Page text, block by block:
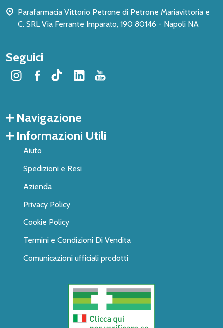
Parafarmacia Vittorio Petrone di Petrone Mariavittoria e
C. SRL Via Ferrante Imparato, 190 80146 - Napoli NA
Seguici
Navigazione
Informazioni Utili
Aiuto
Spedizioni e Resi
Azienda
Privacy Policy
Cookie Policy
Termini e Condizioni Di Vendita
Comunicazioni ufficiali prodotti